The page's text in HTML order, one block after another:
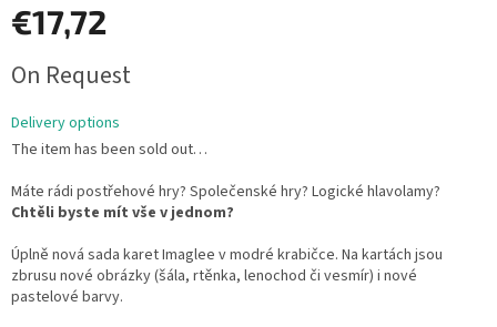
€17,72
price:
On Request
Delivery options
The item has been sold out…
Máte rádi postřehové hry? Společenské hry? Logické hlavolamy?
Chtěli byste mít vše v jednom?
Úplně nová sada karet Imaglee v modré krabičce. Na kartách jsou
zbrusu nové obrázky (šála, rtěnka, lenochod či vesmír) i nové
pastelové barvy.